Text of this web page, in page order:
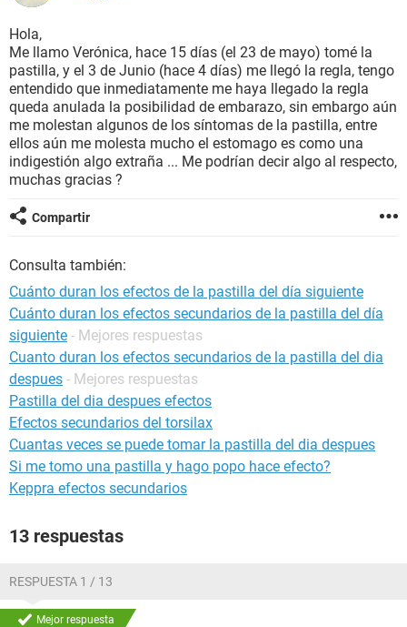
SEXUALIDAD
GLOSARIO
Hola,
Me llamo Verónica, hace 15 días (el 23 de mayo) tomé la
pastilla, y el 3 de Junio (hace 4 días) me llegó la regla, tengo
entendido que inmediatamente me haya llegado la regla
queda anulada la posibilidad de embarazo, sin embargo aún
me molestan algunos de los síntomas de la pastilla, entre
ellos aún me molesta mucho el estomago es como una
indigestión algo extraña ... Me podrían decir algo al respecto,
muchas gracias ?
Compartir
Consulta también:
Cuánto duran los efectos de la pastilla del día siguiente
Cuánto duran los efectos secundarios de la pastilla del día
siguiente - Mejores respuestas
Cuanto duran los efectos secundarios de la pastilla del dia
despues - Mejores respuestas
Pastilla del dia despues efectos
Efectos secundarios del torsilax
Cuantas veces se puede tomar la pastilla del dia despues
Si me tomo una pastilla y hago popo hace efecto?
Keppra efectos secundarios
13 respuestas
RESPUESTA 1 / 13
Mejor respuesta